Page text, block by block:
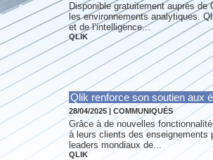
Disponible gratuitement auprès
les environnements analytiques.
et de l’intelligence...
QLIK
Qlik renforce son soutien aux
28/04/2025| COMMUNIQUÉS
Grâce à de nouvelles
à leurs clients des enseignements
leaders mondiaux de...
QLIK